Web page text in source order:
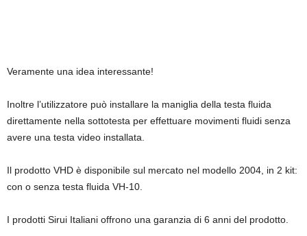
Veramente una idea interessante!
Inoltre l’utilizzatore può installare la maniglia della testa fluida
direttamente nella sottotesta per effettuare movimenti fluidi senza
avere una testa video installata.
Il prodotto VHD è disponibile sul mercato nel modello 2004, in 2 kit:
con o senza testa fluida VH-10.
I prodotti Sirui Italiani offrono una garanzia di 6 anni del prodotto.